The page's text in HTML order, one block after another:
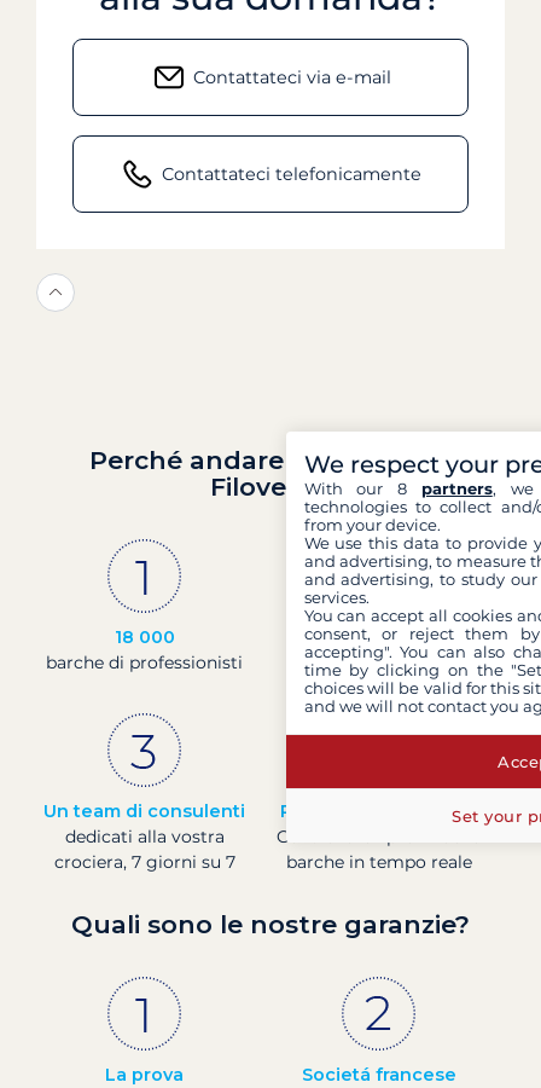
Contattateci via e-mail
Contattateci telefonicamente
Perché andare in barca con
Filovent?
18 000
barche di professionisti
30 anni
di esperienza e di
passione
Un team di consulenti
dedicati alla vostra
crociera, 7 giorni su 7
Prezzi in tempo reale
Controllare i prezzi delle
barche in tempo reale
Quali sono le nostre garanzie?
La prova
Societá francese
We respect your
With our 8 partners, we
technologies to collect
from your device.
We use this data to provide
and advertising, to measure
and advertising, to study
services.
You can accept all cookies
consent, or reject them
accepting". You can also
time by clicking on the
choices will be valid for this
and we will not contact you
Set your